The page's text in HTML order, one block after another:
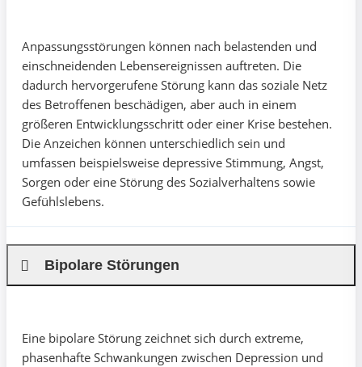
Anpassungsstörungen können nach belastenden und
einschneidenden Lebensereignissen auftreten. Die
dadurch hervorgerufene Störung kann das soziale Netz
des Betroffenen beschädigen, aber auch in einem
größeren Entwicklungsschritt oder einer Krise bestehen.
Die Anzeichen können unterschiedlich sein und
umfassen beispielsweise depressive Stimmung, Angst,
Sorgen oder eine Störung des Sozialverhaltens sowie
Gefühlslebens.
Bipolare Störungen
Eine bipolare Störung zeichnet sich durch extreme,
phasenhafte Schwankungen zwischen Depression und